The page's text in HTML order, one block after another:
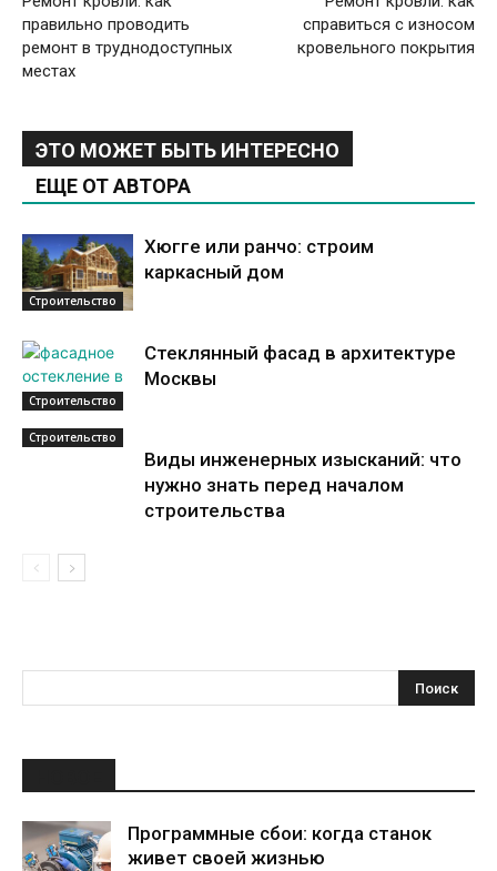
правильно проводить
ремонт в труднодоступных
местах
справиться с износом
кровельного покрытия
ЭТО МОЖЕТ БЫТЬ ИНТЕРЕСНО
ЕЩЕ ОТ АВТОРА
Строительство
Хюгге или ранчо: строим
каркасный дом
Строительство
Стеклянный фасад в архитектуре
Москвы
Строительство
Виды инженерных изысканий: что
нужно знать перед началом
строительства
Программные сбои: когда станок
живет своей жизнью